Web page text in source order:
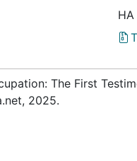
НА
The First
2025.